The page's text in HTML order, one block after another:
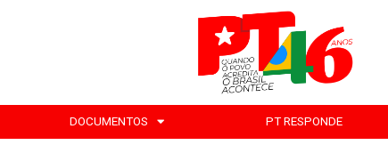
DOCUMENTOS PT RESPONDE